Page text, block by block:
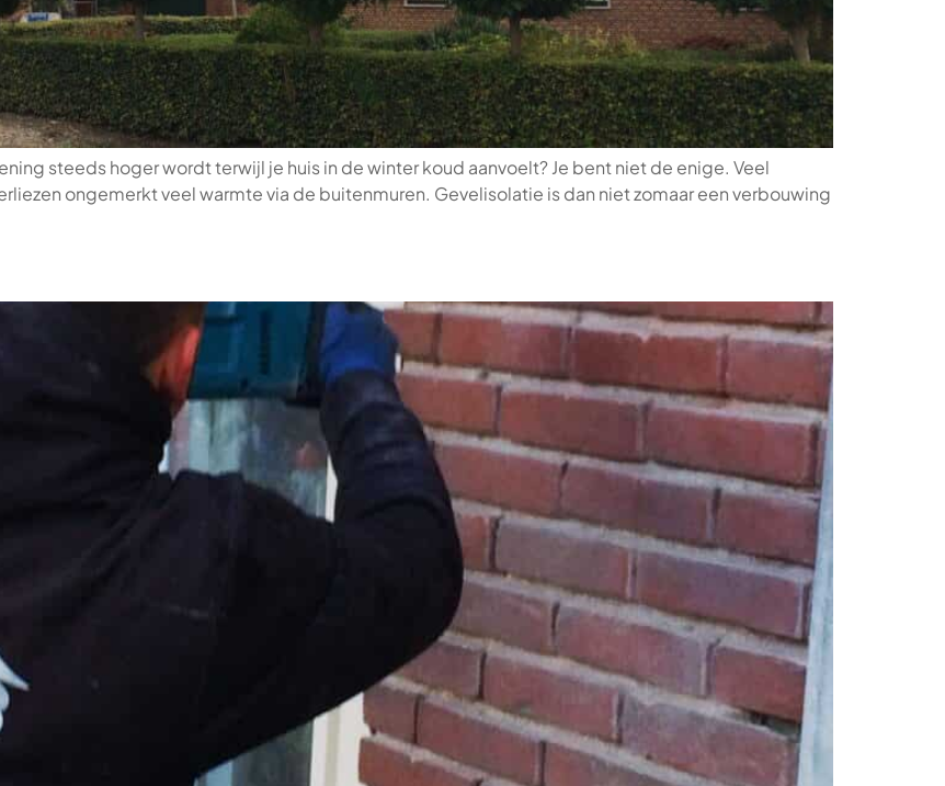
steeds hoger wordt terwijl je huis in de winter koud aanvoelt? Je bent niet de enige. Veel
ongemerkt veel warmte via de buitenmuren. Gevelisolatie is dan niet zomaar een verbouwing